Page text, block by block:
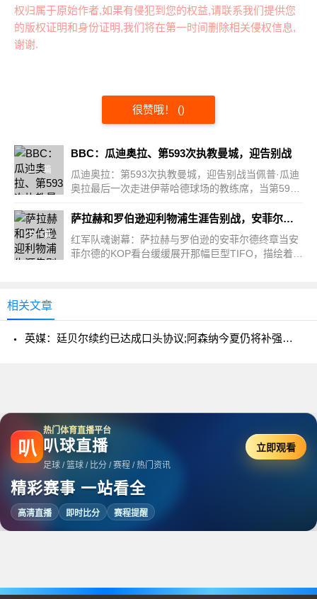
权归属于原始作者,如果有侵犯到您的权益,请联系我们提供您
的版权证明和身份证明,我们将在第一时间删除相关侵权信息,
谢谢.
很赞哦！ ()
上一篇
BBC：瓜迪奥拉、第593次执教曼城，迎告别战
瓜迪奥拉：第593次执教曼城，迎告别战当佩普·瓜迪
奥拉最后一次走进伊蒂哈德球场的教练席，当第593
下一篇
萨拉赫和罗伯逊迎利物浦生涯告别战，安菲尔德摆出TIFO致敬
红军队魂谢幕：萨拉赫与罗伯逊的安菲尔德终章当安
菲尔德的KOP看台缓缓展开那幅巨型TIFO，描绘着两
相关文章
英媒：廷贝尔续约已达成口头协议;阿森纳今夏仍将补强边后卫
叭
热门体育直播平台
叭球直播
足球 / 篮球 / 比分 / 赛程 / 热门资讯
精彩赛事 一站看全
高清直播 即时比分 赛程提醒
立即观看